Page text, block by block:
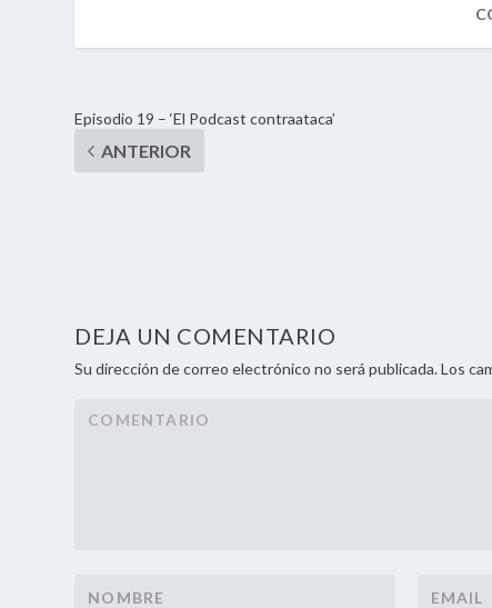
Episodio 19 – ‘El Podcast contraataca’
DEJA UN COMENTARIO
Su dirección de correo electrónico no será publicada. Los